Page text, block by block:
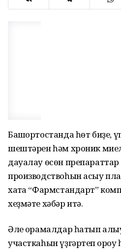
Башҡортостанда һөт биҙе,
шештәрен һәм хроник
дауалау өсөн
производствоһын асыу
хаҡта “Фармстандарт”
хеҙмәте хәбәр итә.
Әле ҡорамалдар һатып
участкаһын үҙгәртеп